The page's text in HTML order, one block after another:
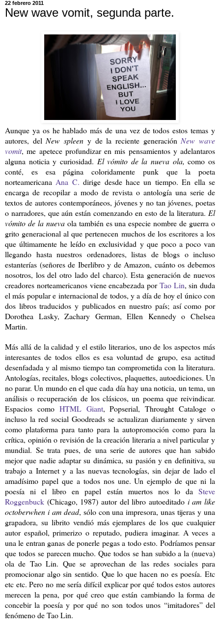
22 febrero 2011
New wave vomit, segunda parte.
Aunque ya os he hablado más de una vez de todos estos temas y
autores, del New spleen y de la reciente generación New wave
vomit, me apetece profundizar en mis pensamientos y adelantaros
alguna noticia y curiosidad. El vómito de la nueva ola, como os
conté, es esa página coloridamente punk que la poeta
norteamericana Ana C. dirige desde hace un tiempo. En ella se
encarga de recopilar a modo de revista o antología una serie de
textos de autores contemporáneos, jóvenes y no tan jóvenes, poetas
o narradores, que aún están comenzando en esto de la literatura. El
vómito de la nueva ola también es una especie nombre de guerra o
grito generacional al que pertenecen muchos de los escritores a los
que últimamente he leído en exclusividad y que poco a poco van
llegando hasta nuestros ordenadores, listas de blogs o incluso
estanterías (señores de Iberlibro y de Amazon, cuánto os debemos
nosotros, los del otro lado del charco). Esta generación de nuevos
creadores norteamericanos viene encabezada porTao Lin, sin duda
el más popular e internacional de todos, y a día de hoy el único con
dos libros traducidos y publicados en nuestro país; así como por
Dorothea Lasky, Zachary German, Ellen Kennedy o Chelsea
Martin.
Más allá de la calidad y el estilo literarios, uno de los aspectos más
interesantes de todos ellos es esa voluntad de grupo, esa actitud
desenfadada y al mismo tiempo tan comprometida con la literatura.
Antologías, recitales, blogs colectivos, plaquettes, autoediciones. Un
no parar. Un mundo en el que cada día hay una noticia, un tema, un
análisis o recuperación de los clásicos, un poema que reivindicar.
Espacios como HTML Giant, Popserial, Throught Cataloge o
incluso la red social Goodreads se actualizan diariamente y sirven
como plataforma para tanto para la autopromoción como para la
crítica, opinión o revisión de la creación literaria a nivel particular y
mundial. Se trata pues, de una serie de autores que han sabido
mejor que nadie adaptar su dinámica, su pasión y en definitiva, su
trabajo a Internet y a las nuevas tecnologías, sin dejar de lado el
amadísimo papel que a todos nos une. Un ejemplo de que ni la
poesía ni el libro en papel están muertos nos lo da Steve
Roggenbuck (Chicago, 1987) autor del libro autoeditado i am like
octoberwhen i am dead, sólo con una impresora, unas tijeras y una
grapadora, su librito vendió más ejemplares de los que cualquier
autor español, primerizo o reputado, pudiera imaginar. A veces a
una le entran ganas de ponerle pegas a todo esto. Podríamos pensar
que todos se parecen mucho. Que todos se han subido a la (nueva)
ola de Tao Lin. Que se aprovechan de las redes sociales para
promocionar algo sin sentido. Que lo que hacen no es poesía. Etc
etc etc. Pero no me sería difícil explicar por qué todos estos autores
merecen la pena, por qué creo que están cambiando la forma de
concebir la poesía y por qué no son todos unos “imitadores” del
fenómeno de Tao Lin.